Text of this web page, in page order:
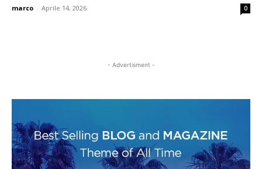
marco - Aprile 14, 2026 0
- Advertisment -